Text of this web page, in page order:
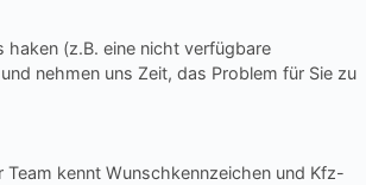
haken (z.B. eine nicht verfügbare
nehmen uns Zeit, das Problem für Sie zu
kennt Wunschkennzeichen und Kfz-